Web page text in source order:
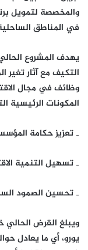
والمخصصة لتمويل
في المناطق
يهدف المشروع
التكيف مع آثار
وظائف في مجال
المكونات الرئيسية
‐ تعزيز حكامة
‐ تسهيل التنمية
‐ تحسين الصمود
يورو، أي ما يعادل